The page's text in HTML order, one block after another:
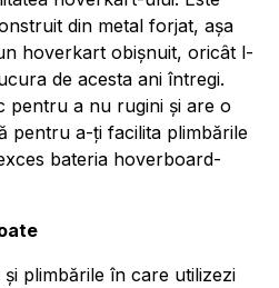
din metal forjat, așa
hoverkart obișnuit, oricât l-
de acesta ani întregi.
pentru a nu rugini și are o
pentru a-ți facilita plimbările
bateria hoverboard-
plimbările în care utilizezi